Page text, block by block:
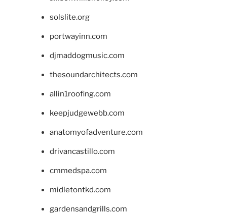
solslite.org
portwayinn.com
djmaddogmusic.com
thesoundarchitects.com
allin1roofing.com
keepjudgewebb.com
anatomyofadventure.com
drivancastillo.com
cmmedspa.com
midletontkd.com
gardensandgrills.com